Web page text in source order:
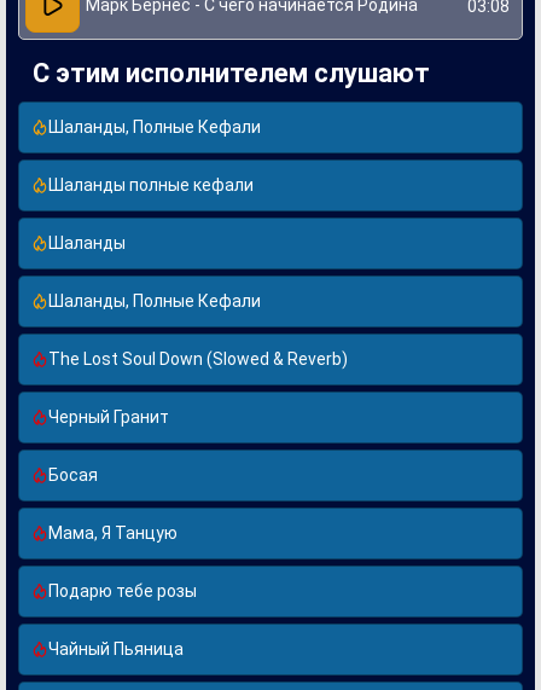
Марк Бернес - С чего начинается Родина 03:08
С этим исполнителем слушают
Шаланды, Полные Кефали
Шаланды полные кефали
Шаланды
Шаланды, Полные Кефали
The Lost Soul Down (Slowed & Reverb)
Черный Гранит
Босая
Мама, Я Танцую
Подарю тебе розы
Чайный Пьяница